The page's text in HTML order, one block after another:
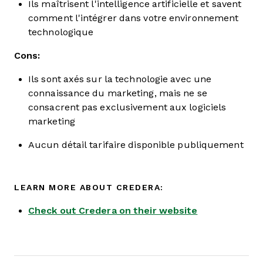
Ils maîtrisent l'intelligence artificielle et savent
comment l'intégrer dans votre environnement
technologique
Cons:
Ils sont axés sur la technologie avec une
connaissance du marketing, mais ne se
consacrent pas exclusivement aux logiciels
marketing
Aucun détail tarifaire disponible publiquement
LEARN MORE ABOUT CREDERA:
Check out Credera on their website